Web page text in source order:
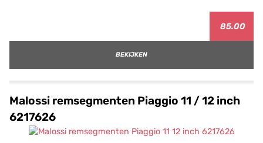
85.00
BEKIJKEN
Malossi remsegmenten Piaggio 11 / 12 inch
6217626